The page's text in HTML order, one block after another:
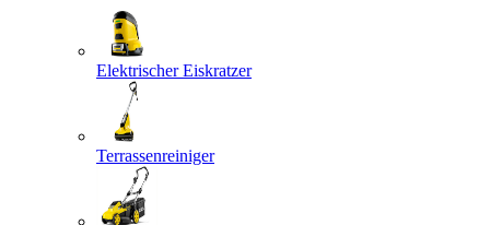
Elektrischer Eiskratzer
Terrassenreiniger